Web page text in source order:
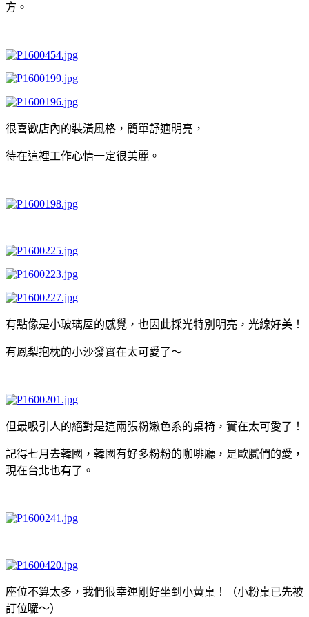
方。
很喜歡店內的裝潢風格，簡單舒適明亮，
待在這裡工作心情一定很美麗。
有點像是小玻璃屋的感覺，也因此採光特別明亮，光線好美！
有鳳梨抱枕的小沙發實在太可愛了～
但最吸引人的絕對是這兩張粉嫩色系的桌椅，實在太可愛了！
記得七月去韓國，韓國有好多粉粉的咖啡廳，是歐膩們的愛，
現在台北也有了。
座位不算太多，我們很幸運剛好坐到小黃桌！（小粉桌已先被
訂位囉～）